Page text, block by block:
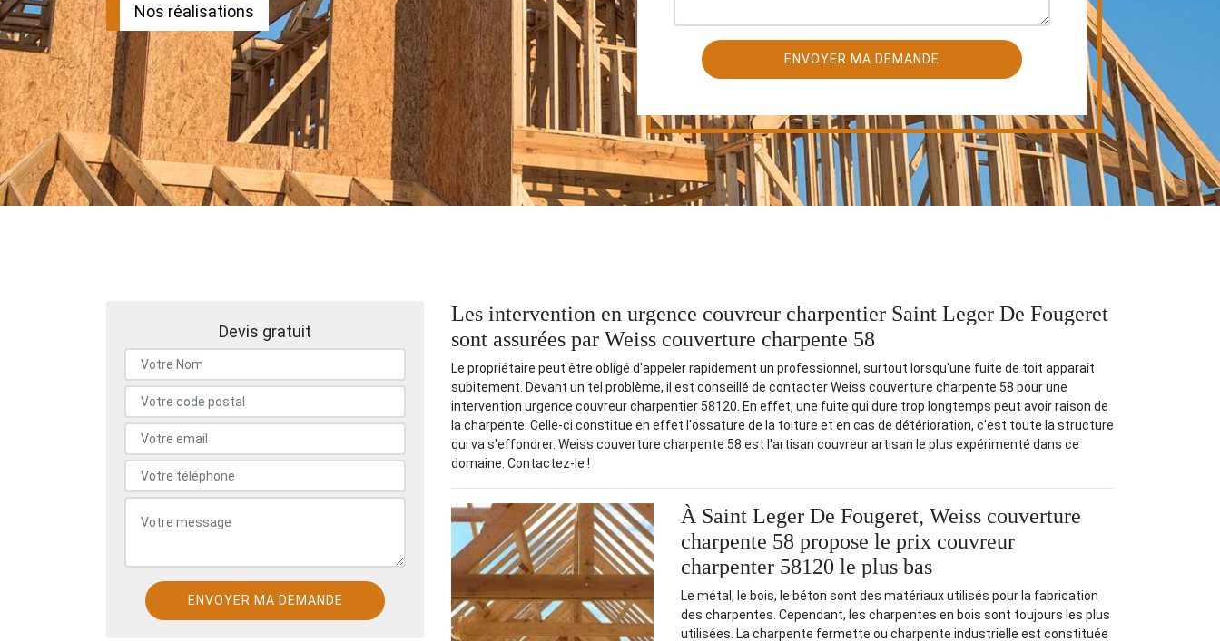
Nos réalisations
Devis gratuit
Les intervention en urgence couvreur charpentier Saint Leger De Fougeret
sont assurées par Weiss couverture charpente 58
Le propriétaire peut être obligé d'appeler rapidement un professionnel, surtout lorsqu'une fuite de toit apparaît
subitement. Devant un tel problème, il est conseillé de contacter Weiss couverture charpente 58 pour une
intervention urgence couvreur charpentier 58120. En effet, une fuite qui dure trop longtemps peut avoir raison de
la charpente. Celle-ci constitue en effet l'ossature de la toiture et en cas de détérioration, c'est toute la structure
qui va s'effondrer. Weiss couverture charpente 58 est l'artisan couvreur artisan le plus expérimenté dans ce
domaine. Contactez-le !
À Saint Leger De Fougeret, Weiss couverture
charpente 58 propose le prix couvreur
charpenter 58120 le plus bas
Le métal, le bois, le béton sont des matériaux utilisés pour la fabrication
des charpentes. Cependant, les charpentes en bois sont toujours les plus
utilisées. La charpente fermette ou charpente industrielle est constituée